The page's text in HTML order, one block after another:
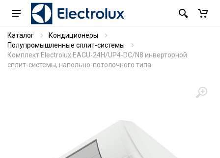
Каталог
Кондиционеры
Полупромышленные сплит-системы
Комплект Electrolux EACU-24H/UP4-DC/N8 инверторной
сплит-системы, напольно-потолочного типа